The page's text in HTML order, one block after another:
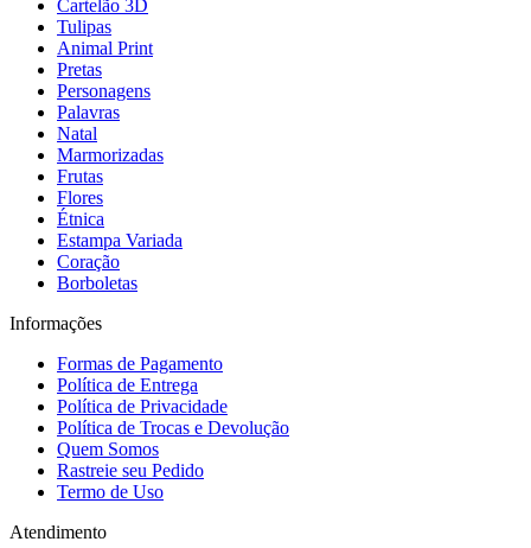
Cartelão 3D
Tulipas
Animal Print
Pretas
Personagens
Palavras
Natal
Marmorizadas
Frutas
Flores
Étnica
Estampa Variada
Coração
Borboletas
Informações
Formas de Pagamento
Política de Entrega
Política de Privacidade
Política de Trocas e Devolução
Quem Somos
Rastreie seu Pedido
Termo de Uso
Atendimento